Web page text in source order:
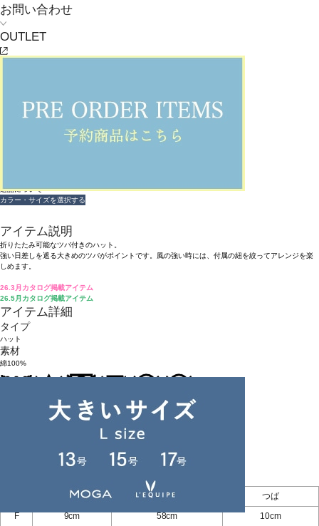
お問い合わせ
OUTLET
L'EQUIPE
ツバ付きハット
返品について
カラー・サイズを選択する
アイテム説明
折りたたみ可能なツバ付きのハット。
強い日差しを遮る大きめのツバがポイントです。風の強い時には、付属の紐を絞ってアレンジを楽
しめます。
26.3月カタログ掲載アイテム
26.5月カタログ掲載アイテム
アイテム詳細
タイプ
ハット
素材
綿100%
お手入れについてはこちら
高さ 頭周り
つば
F
9cm 58cm 10cm